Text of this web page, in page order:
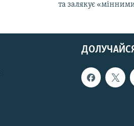
та залякує